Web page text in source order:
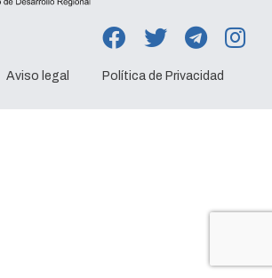
Aviso legal Política de Privacidad